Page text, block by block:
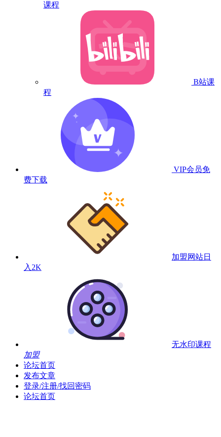
课程
B站课
程
VIP会员免
费下载
加盟网站日
入2K
无水印课程
加盟
论坛首页
发布文章
登录/注册/找回密码
论坛首页